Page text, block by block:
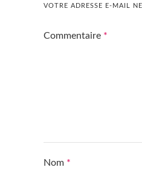
VOTRE ADRESSE E-MAIL
Commentaire *
Nom *